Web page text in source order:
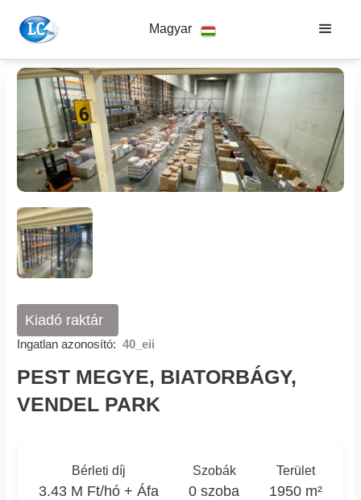
Magyar
Kiadó raktár
Ingatlan azonosító: 40_eii
PEST MEGYE, BIATORBÁGY,
VENDEL PARK
Bérleti díj
3.43 M Ft/hó + Áfa
Szobák
0 szoba
Terület
1950 m²